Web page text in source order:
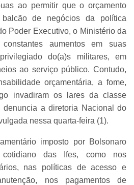
ao permitir que o orçamento
de negócios da política
Poder Executivo, o Ministério da
aumentos em suas
do(a)s militares, em
ao serviço público. Contudo,
orçamentária, a fome,
invadiram os lares da classe
denuncia a diretoria Nacional do
nessa quarta-feira (1).
imposto por Bolsonaro
das Ifes, como nos
nas políticas de acesso e
nos pagamentos de